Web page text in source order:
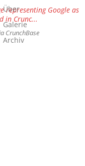
CrunchBase
Über
Galerie
Archiv